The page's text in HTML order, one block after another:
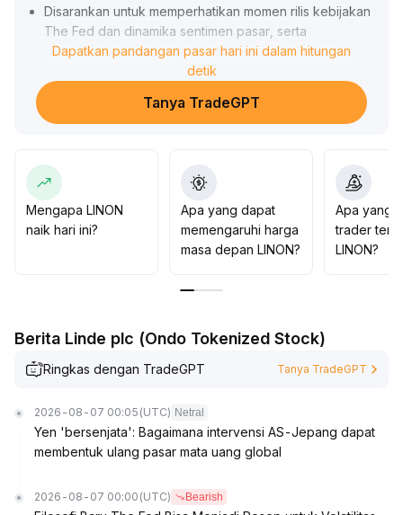
Disarankan untuk memperhatikan momen rilis kebijakan
The Fed dan dinamika sentimen pasar, serta
berpartisipasi secara oportunistis mengikuti tren.
Namun, dalam jangka menengah dan panjang, perlu
waspada terhadap perubahan gaya makro dan
perputaran aset yang dapat meningkatkan tekanan arus
kebijakan dan performa aset berisiko utama
Dari sisi teknikal, keputusan sebaiknya diambil setelah
konfirmasi sinyal dari grafik K dan indikator
Dapatkan pandangan pasar hari ini dalam hitungan
detik
Tanya TradeGPT
Mengapa LINON
naik hari ini?
Apa yang dapat
memengaruhi harga
masa depan LINON?
Apa yang
trader
LINON?
Berita Linde plc (Ondo Tokenized Stock)
Ringkas dengan TradeGPT Tanya TradeGPT
2026-08-07 00:05 (UTC) Netral
Yen 'bersenjata': Bagaimana intervensi AS-Jepang dapat
membentuk ulang pasar mata uang global
2026-08-07 00:00 (UTC) Bearish